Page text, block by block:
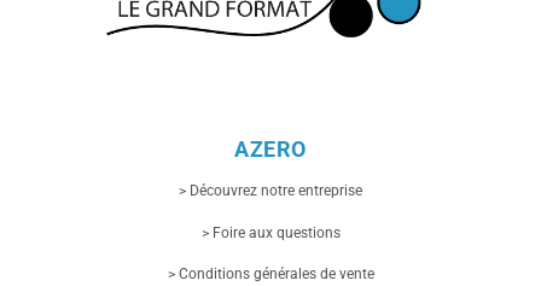
AZERO
> Découvrez notre entreprise
> Foire aux questions
> Conditions générales de vente